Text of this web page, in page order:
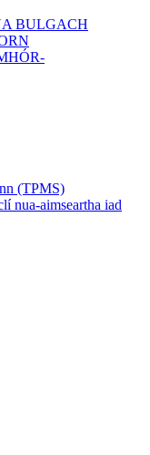
BULGACH
(TPMS)
nua-aimseartha iad